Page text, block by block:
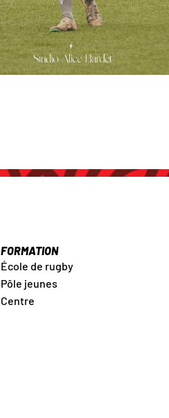
FORMATION
École de rugby
Pôle jeunes
Centre